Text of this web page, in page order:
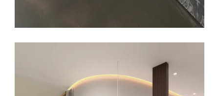
PRADO DE LA VEGA
Feliz Año Nuevo 2017